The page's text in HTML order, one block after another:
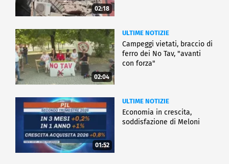
02:18
02:04
ULTIME NOTIZIE
Campeggi vietati, braccio di
ferro dei No Tav, "avanti
con forza"
01:52
ULTIME NOTIZIE
Economia in crescita,
soddisfazione di Meloni